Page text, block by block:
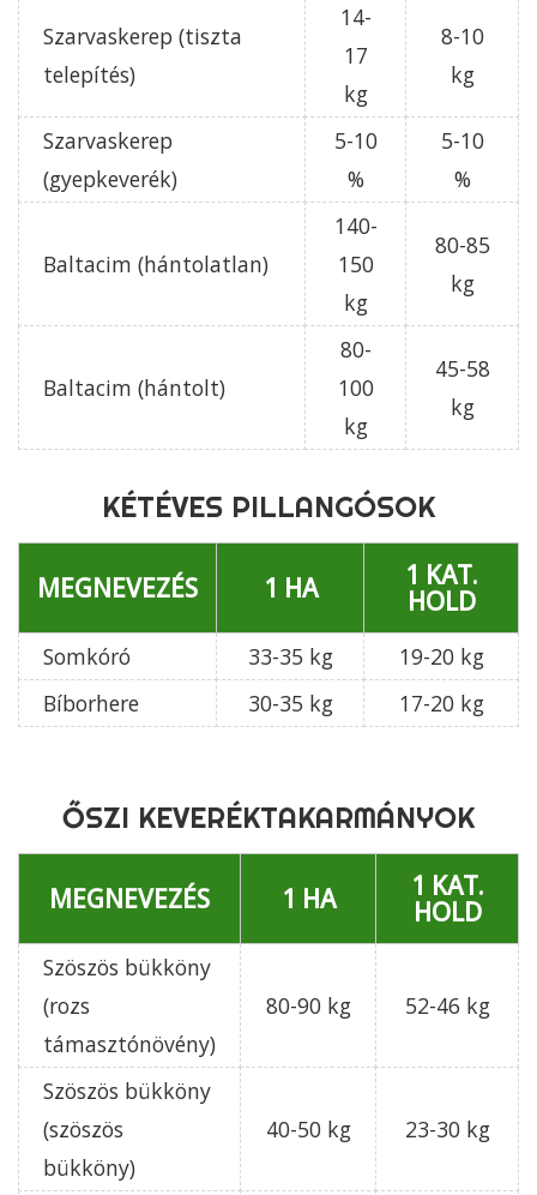
Szarvaskerep (tiszta
telepítés)
14-
17
kg
8-10
kg
Szarvaskerep
(gyepkeverék)
5-10
%
5-10
%
Baltacim (hántolatlan)
140-
150
kg
80-85
kg
Baltacim (hántolt)
80-
100
kg
45-58
kg
KÉTÉVES PILLANGÓSOK
MEGNEVEZÉS 1 HA 1 KAT.
HOLD
Somkóró 33-35 kg
19-20 kg
Bíborhere
30-35 kg 17-20 kg
ŐSZI KEVERÉKTAKARMÁNYOK
MEGNEVEZÉS 1 HA 1 KAT.
HOLD
Szöszös bükköny
(rozs
támasztónövény)
80-90 kg 52-46 kg
Szöszös bükköny
(szöszös
bükköny)
40-50 kg 23-30 kg